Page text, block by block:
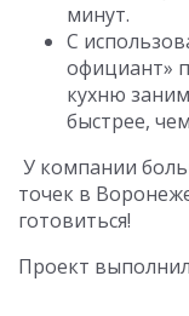
минут.
С
официант»
кухню
быстрее,
У компании
точек в
готовиться!
Проект